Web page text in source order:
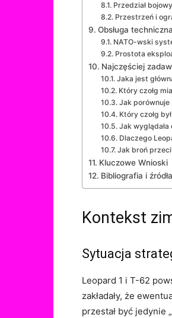
Przedział
Przestrzeń i
Obsługa
NATO-wski
Prostota
Najczęściej
Jaka jest
Który czołg
Jak porównuje
Który czołg
Jak
Dlaczego
Jak broń
Kluczowe Wnioski
Bibliografia i źródła
Kontekst
Sytuacja
Leopard 1 i T-62
zakładały, że
przestał być jedynie